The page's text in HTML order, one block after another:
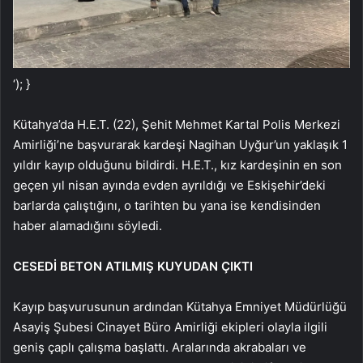
‘); }
Kütahya’da H.E.T. (22), Şehit Mehmet Kartal Polis Merkezi
Amirliği’ne başvurarak kardeşi Nagihan Uyğur’un yaklaşık 1
yıldır kayıp olduğunu bildirdi. H.E.T., kız kardeşinin en son
geçen yıl nisan ayında evden ayrıldığı ve Eskişehir’deki
barlarda çalıştığını, o tarihten bu yana ise kendisinden
haber alamadığını söyledi.
CESEDİ BETON ATILMIŞ KUYUDAN ÇIKTI
Kayıp başvurusunun ardından Kütahya Emniyet Müdürlüğü
Asayiş Şubesi Cinayet Büro Amirliği ekipleri olayla ilgili
geniş çaplı çalışma başlattı. Aralarında akrabaları ve